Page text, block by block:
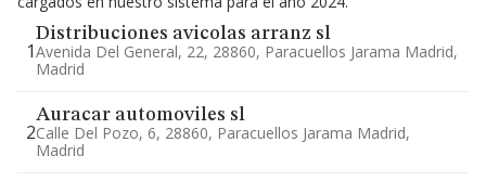
1
Distribuciones avicolas arranz sl
Avenida Del General, 22, 28860, Paracuellos Jarama Madrid,
Madrid
2
Auracar automoviles sl
Calle Del Pozo, 6, 28860, Paracuellos Jarama Madrid,
Madrid